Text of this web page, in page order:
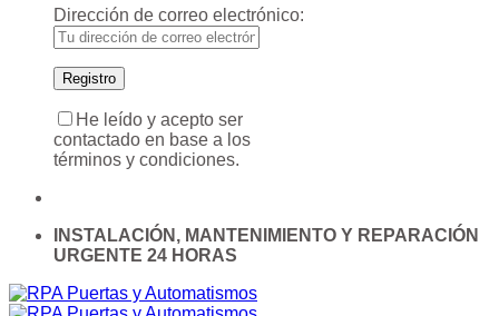
Dirección de correo electrónico:
He leído y acepto ser
contactado en base a los
términos y condiciones.
INSTALACIÓN, MANTENIMIENTO Y REPARACIÓN
URGENTE 24 HORAS